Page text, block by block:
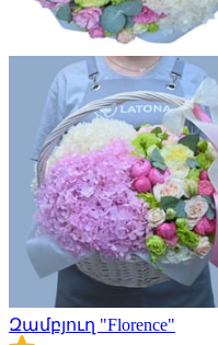
Զամբյուղ "Florence"